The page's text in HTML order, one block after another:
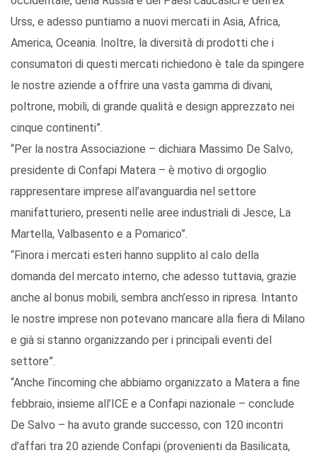
Urss, e adesso puntiamo a nuovi mercati in Asia, Africa,
America, Oceania. Inoltre, la diversità di prodotti che i
consumatori di questi mercati richiedono è tale da spingere
le nostre aziende a offrire una vasta gamma di divani,
poltrone, mobili, di grande qualità e design apprezzato nei
cinque continenti”.
“Per la nostra Associazione – dichiara Massimo De Salvo,
presidente di Confapi Matera – è motivo di orgoglio
rappresentare imprese all’avanguardia nel settore
manifatturiero, presenti nelle aree industriali di Jesce, La
Martella, Valbasento e a Pomarico”.
“Finora i mercati esteri hanno supplito al calo della
domanda del mercato interno, che adesso tuttavia, grazie
anche al bonus mobili, sembra anch’esso in ripresa. Intanto
le nostre imprese non potevano mancare alla fiera di Milano
e già si stanno organizzando per i principali eventi del
settore”.
“Anche l’incoming che abbiamo organizzato a Matera a fine
febbraio, insieme all’ICE e a Confapi nazionale – conclude
De Salvo – ha avuto grande successo, con 120 incontri
d’affari tra 20 aziende Confapi (provenienti da Basilicata,